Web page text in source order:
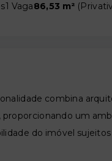
1 Vaga86,53 m² (
combina
proporcionando um
do imóvel